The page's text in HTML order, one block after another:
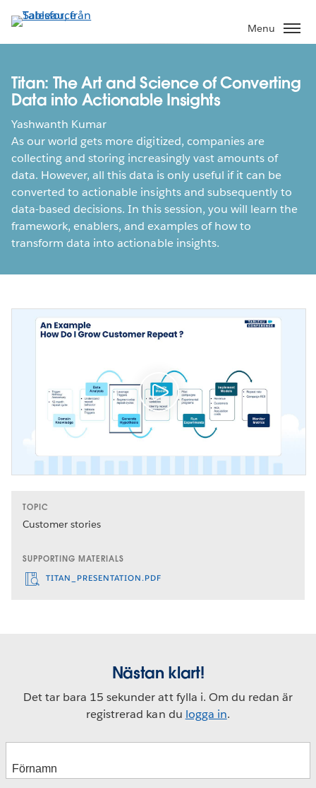
vidare
till
Menu
Titan: The Art and Science of Converting
Data into Actionable Insights
Yashwanth Kumar
As our world gets more digitized, companies are
collecting and storing increasingly vast amounts of
data. However, all this data is only useful if it can be
converted to actionable insights and subsequently to
data-based decisions. In this session, you will learn the
framework, enablers, and examples of how to
transform data into actionable insights.
TOPIC
Customer stories
SUPPORTING MATERIALS
TITAN_PRESENTATION.PDF
Nästan klart!
Det tar bara 15 sekunder att fylla i. Om du redan är
registrerad kan du logga in.